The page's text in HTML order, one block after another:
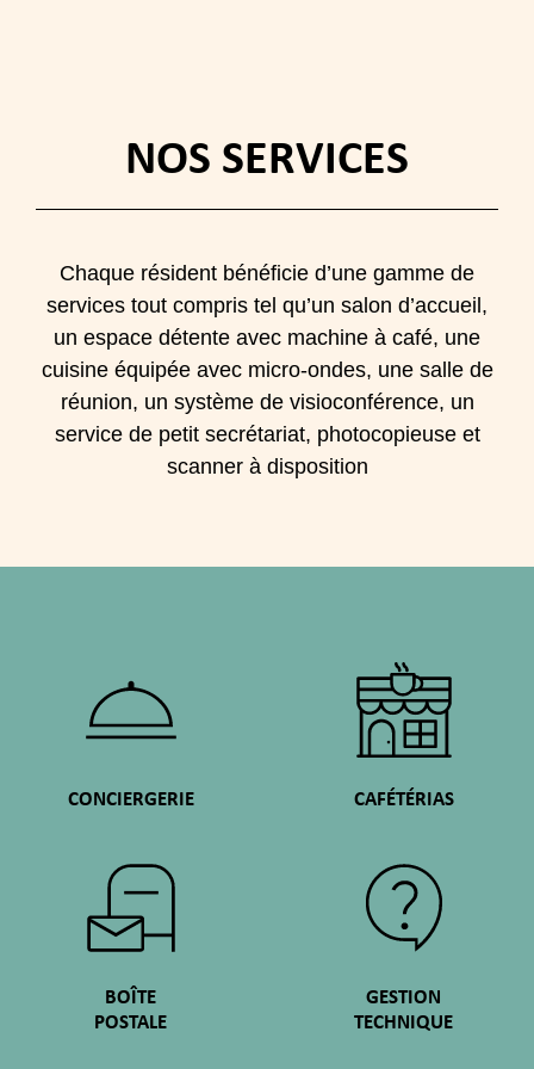
NOS SERVICES
Chaque résident bénéficie d’une gamme de
services tout compris tel qu’un salon d’accueil,
un espace détente avec machine à café, une
cuisine équipée avec micro-ondes, une salle de
réunion, un système de visioconférence, un
service de petit secrétariat, photocopieuse et
scanner à disposition
CONCIERGERIE CAFÉTÉRIAS
BOÎTE
POSTALE
GESTION
TECHNIQUE